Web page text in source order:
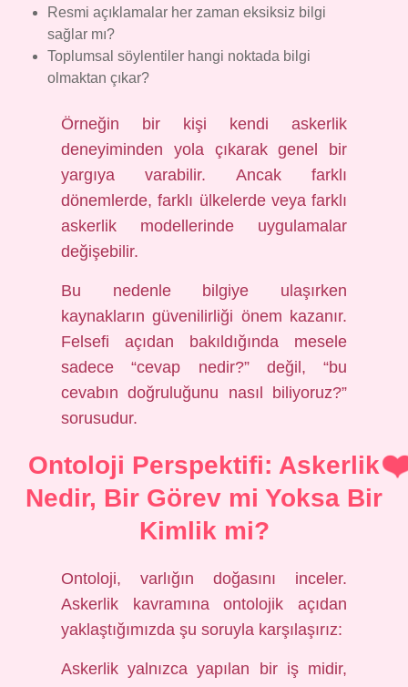
Resmi açıklamalar her zaman eksiksiz bilgi
sağlar mı?
Toplumsal söylentiler hangi noktada bilgi
olmaktan çıkar?
Örneğin bir kişi kendi askerlik
deneyiminden yola çıkarak genel bir
yargıya varabilir. Ancak farklı
dönemlerde, farklı ülkelerde veya farklı
askerlik modellerinde uygulamalar
değişebilir.
Bu nedenle bilgiye ulaşırken
kaynakların güvenilirliği önem kazanır.
Felsefi açıdan bakıldığında mesele
sadece “cevap nedir?” değil, “bu
cevabın doğruluğunu nasıl biliyoruz?”
sorusudur.
Ontoloji Perspektifi: Askerlik
Nedir, Bir Görev mi Yoksa Bir
Kimlik mi?
Ontoloji, varlığın doğasını inceler.
Askerlik kavramına ontolojik açıdan
yaklaştığımızda şu soruyla karşılaşırız:
Askerlik yalnızca yapılan bir iş midir,